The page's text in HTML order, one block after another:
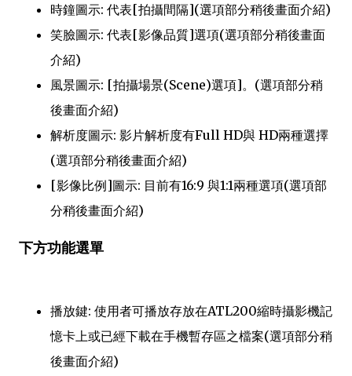
時鐘圖示: 代表[拍攝間隔](選項部分稍後畫面介紹)
笑臉圖示: 代表[影像品質]選項(選項部分稍後畫面
介紹)
風景圖示: [拍攝場景(Scene)選項]。(選項部分稍
後畫面介紹)
解析度圖示: 影片解析度有Full HD與 HD兩種選擇
(選項部分稍後畫面介紹)
[影像比例]圖示: 目前有16:9 與1:1兩種選項(選項部
分稍後畫面介紹)
下方功能選單
播放鍵: 使用者可播放存放在ATL200縮時攝影機記
憶卡上或已經下載在手機暫存區之檔案(選項部分稍
後畫面介紹)